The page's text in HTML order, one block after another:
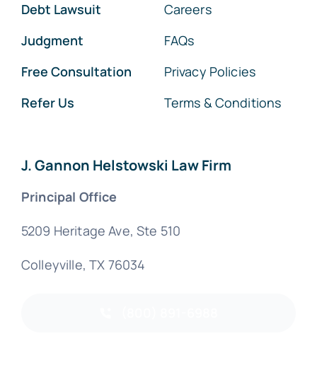
Debt Lawsuit
Judgment
Free Consultation
Refer Us
Careers
FAQs
Privacy Policies
Terms & Conditions
J. Gannon Helstowski Law Firm
Principal Office
5209 Heritage Ave, Ste 510
Colleyville, TX 76034